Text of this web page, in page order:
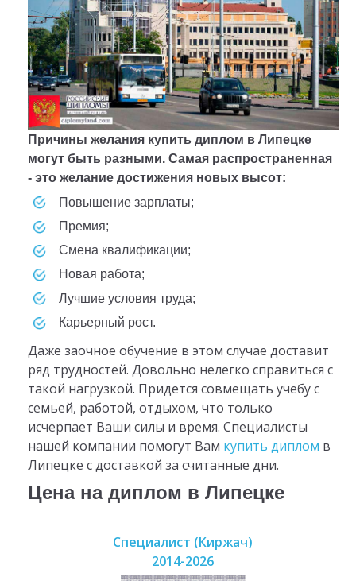
Причины желания купить диплом в Липецке
могут быть разными. Самая распространенная
- это желание достижения новых высот:
повышение зарплаты;
премия;
смена квалификации;
новая работа;
лучшие условия труда;
карьерный рост.
Даже заочное обучение в этом случае доставит
ряд трудностей. Довольно нелегко справиться с
такой нагрузкой. Придется совмещать учебу с
семьей, работой, отдыхом, что только
исчерпает Ваши силы и время. Специалисты
нашей компании помогут Вам купить диплом в
Липецке с доставкой за считанные дни.
Цена на диплом в Липецке
Специалист (Киржач)
2014-2026